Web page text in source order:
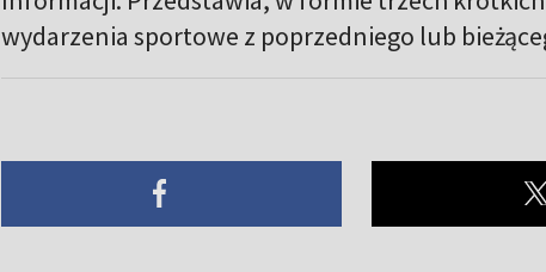
wydarzenia sportowe z poprzedniego lub